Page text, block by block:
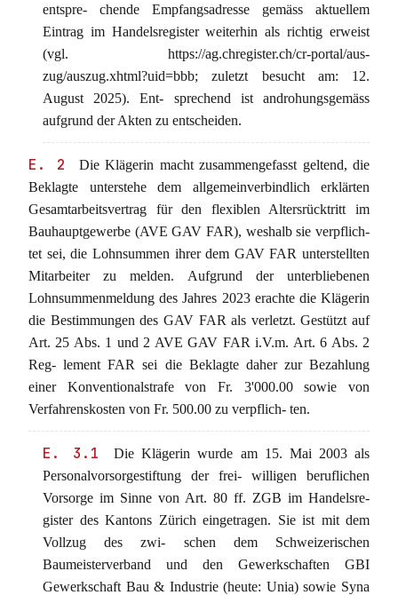
entspre- chende Empfangsadresse gemäss aktuellem
Eintrag im Handelsregister weiterhin als richtig erweist
(vgl. https://ag.chregister.ch/cr-portal/aus-
zug/auszug.xhtml?uid=bbb; zuletzt besucht am: 12.
August 2025). Ent- sprechend ist androhungsgemäss
aufgrund der Akten zu entscheiden.
E. 2
Die Klägerin macht zusammengefasst geltend, die
Beklagte unterstehe dem allgemeinverbindlich erklärten
Gesamtarbeitsvertrag für den flexiblen Altersrücktritt im
Bauhauptgewerbe (AVE GAV FAR), weshalb sie verpflich-
tet sei, die Lohnsummen ihrer dem GAV FAR unterstellten
Mitarbeiter zu melden. Aufgrund der unterbliebenen
Lohnsummenmeldung des Jahres 2023 erachte die Klägerin
die Bestimmungen des GAV FAR als verletzt. Gestützt auf
Art. 25 Abs. 1 und 2 AVE GAV FAR i.V.m. Art. 6 Abs. 2
Reg- lement FAR sei die Beklagte daher zur Bezahlung
einer Konventionalstrafe von Fr. 3'000.00 sowie von
Verfahrenskosten von Fr. 500.00 zu verpflich- ten.
E. 3.1
Die Klägerin wurde am 15. Mai 2003 als
Personalvorsorgestiftung der frei- willigen beruflichen
Vorsorge im Sinne von Art. 80 ff. ZGB im Handelsre-
gister des Kantons Zürich eingetragen. Sie ist mit dem
Vollzug des zwi- schen dem Schweizerischen
Baumeisterverband und den Gewerkschaften GBI
Gewerkschaft Bau & Industrie (heute: Unia) sowie Syna